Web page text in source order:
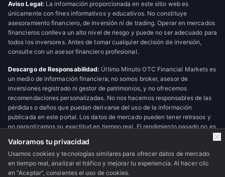
Aviso Legal: La información proporcionada en este sitio web es
únicamente con fines informativos y educativos. No constituye
asesoramiento financiero, de inversión ni de trading. Operar en mercados
financieros conlleva un alto nivel de riesgo y puede no ser adecuado para
todos los inversores. Antes de tomar cualquier decisión de inversión,
consulte con un asesor financiero profesional.
Descargo de Responsabilidad: Último Minuto OTC Financial Markets es
un medio de información financiera; no somos broker, asesor de
inversiones registrado ni gestor de patrimonios, y no ofrecemos
recomendaciones personalizadas. No nos hacemos responsables de las
pérdidas o daños que puedan derivarse del uso de la información
publicada en este portal. Los datos de mercado pueden tener retrasos y
no garantizamos su exactitud en tiempo real. El rendimiento pasado no es
© 2026 Último Minuto OTC Financial Markets. Todos los derechos
Valoramos tu privacidad
Usamos cookies y tecnologías similares para ofrecer datos de mercado
en tiempo real, analizar el tráfico y mejorar tu experiencia. Al hacer clic
en "Aceptar", consientes el uso de cookies.